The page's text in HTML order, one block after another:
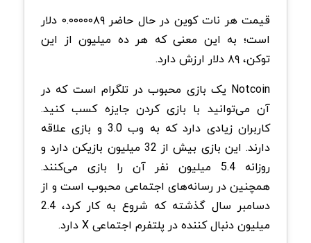
قیمت هر نات‌ کوین در حال حاضر ۰.۰۰۰۰۰۸۹ دلار
است؛ به این معنی که هر ده میلیون از این
توکن، ۸۹ دلار ارزش دارد.
Notcoin یک بازی محبوب در تلگرام است که در
آن می‌توانید با بازی کردن جایزه کسب کنید.
کاربران زیادی دارد که به وب 3.0 و بازی علاقه
دارند. این بازی بیش از 32 میلیون بازیکن دارد و
روزانه 5.4 میلیون نفر آن را بازی می‌کنند.
همچنین در رسانه‌های اجتماعی محبوب است و از
دسامبر سال گذشته که شروع به کار کرد، 2.4
میلیون دنبال کننده در پلتفرم اجتماعی X دارد.